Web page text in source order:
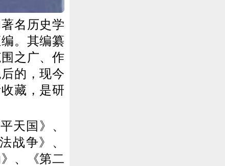
名历史学
。其编纂
之广、作
的，现今
藏，是研
天国》、
战争》、
、《第二